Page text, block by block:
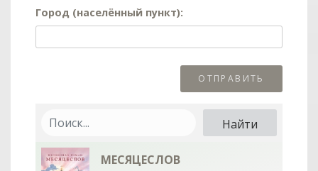
Город (населённый пункт):
МЕСЯЦЕСЛОВ